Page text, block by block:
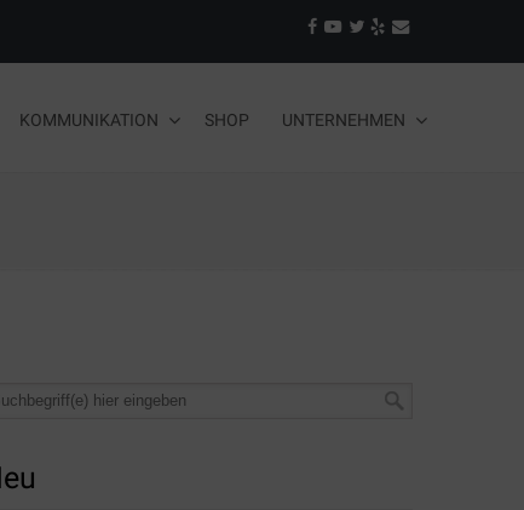
KOMMUNIKATION SHOP UNTERNEHMEN